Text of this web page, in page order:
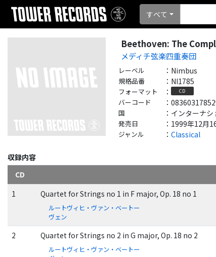
すべて
Beethoven: The
メディチ弦楽四重奏団
レーベル ： Nimbus
規格品番 ： NI1785
フォーマット ： CD
バーコード ：
国 ： インターナ
発売日 ： 1999年12月
ジャンル ： Classical
収録内容
CD
1
Quartet for Strings no 1 in F major, Op. 18 no 1
ルートヴィヒ・ヴァン・ベートー
ヴェン
2 Quartet for Strings no 2 in G major, Op. 18 no 2
ルートヴィヒ・ヴァン・ベートー